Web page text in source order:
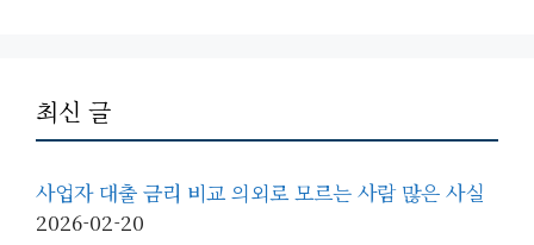
최신 글
사업자 대출 금리 비교 의외로 모르는 사람 많은 사실
2026-02-20